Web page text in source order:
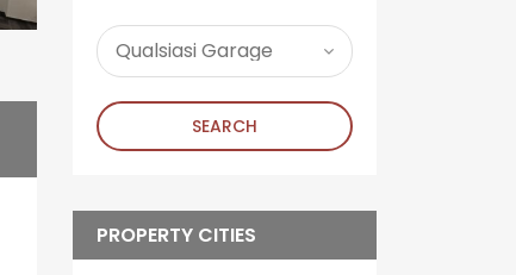
SEARCH
PROPERTY CITIES